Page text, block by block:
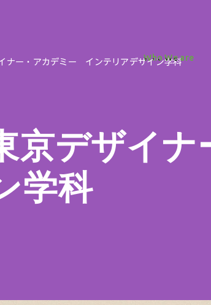
Who We are
ナー・アカデミー インテリアデザイン学科
京デザイ
学科